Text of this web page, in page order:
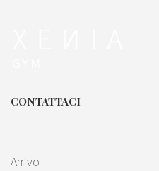
CONTATTACI
Arrivo